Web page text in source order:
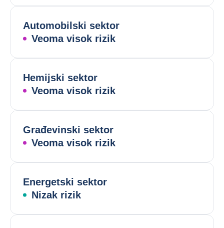
Automobilski sektor
Veoma visok rizik
Hemijski sektor
Veoma visok rizik
Građevinski sektor
Veoma visok rizik
Energetski sektor
Nizak rizik